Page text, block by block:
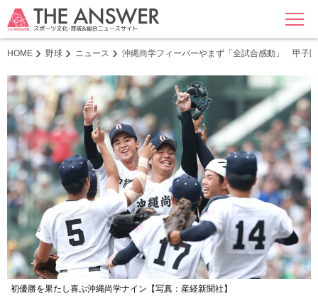
MENU
HOME 野球 ニュース 沖縄尚学フィーバーやまず「全試合感動」 甲子
初優勝を果たし喜ぶ沖縄尚学ナイン【写真：産経新聞社】